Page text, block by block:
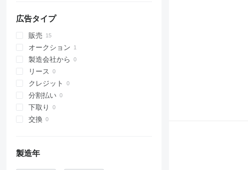
広告タイプ
販売
オークション
製造会社から
リース
クレジット
分割払い
下取り
交換
製造年